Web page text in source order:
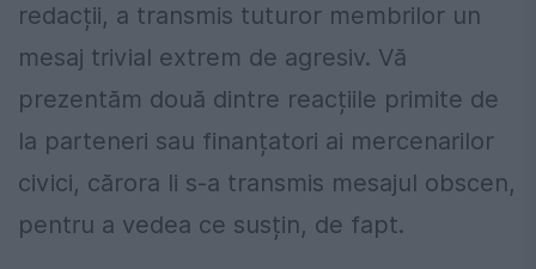
redacții, a transmis tuturor membrilor un
mesaj trivial extrem de agresiv. Vă
prezentăm două dintre reacțiile primite de
la parteneri sau finanțatori ai mercenarilor
civici, cărora li s-a transmis mesajul obscen,
pentru a vedea ce susțin, de fapt.